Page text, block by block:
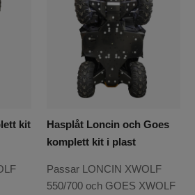
kit
Hasplåt Loncin och Goes
komplett kit i plast
Passar LONCIN XWOLF
550/700 och GOES XWOLF